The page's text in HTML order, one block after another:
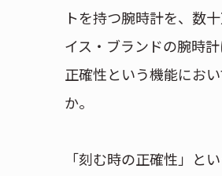
トを持つ腕時計を、数
イス・ブランドの腕時
正確性という機能にお
か。
「刻む時の正確性」と